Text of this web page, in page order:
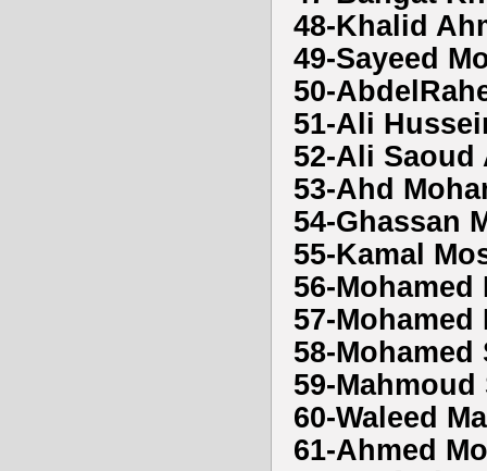
48-Khalid
49-Sayeed
50-
51-Ali
52-Ali
53-Ahd
54-Ghassan
55-Kamal
56-
57-
58-
59-
60-Waleed
61-Ahmed